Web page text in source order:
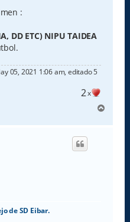
:
DD ETC) NIPU TAIDEA
05, 2021 1:06 am, editado 5
2x
r
de SD Eibar.